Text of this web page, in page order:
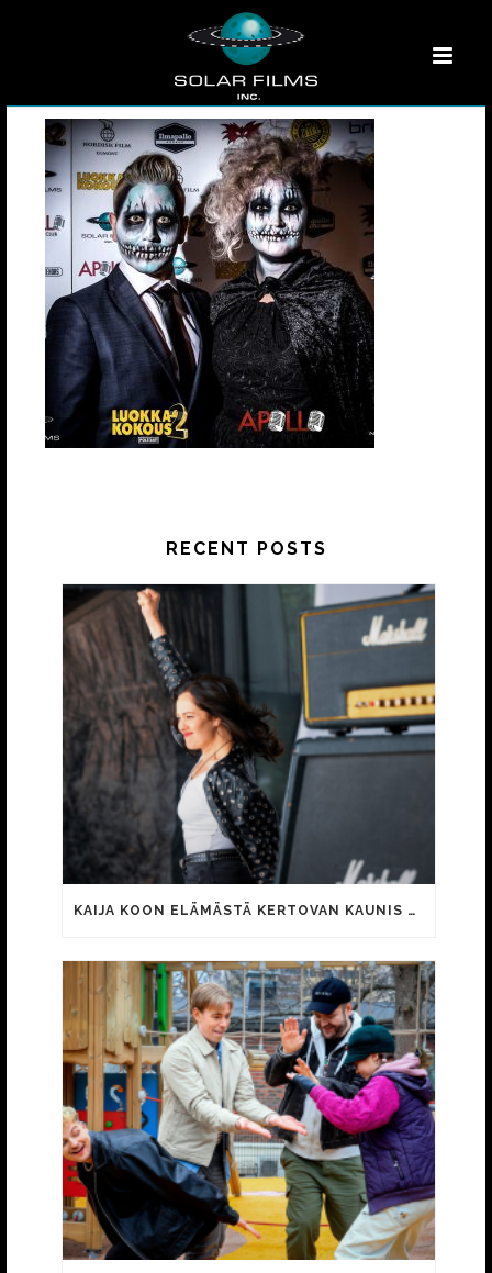
RECENT POSTS
KAIJA KOON ELÄMÄSTÄ KERTOVAN KAUNIS RIETAS ONNELLINEN -ELOKUVAN TRAILER JULKI